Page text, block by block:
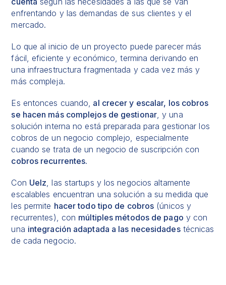
enfrentando y las demandas de sus clientes y el
mercado.
Lo que al inicio de un proyecto puede parecer más
fácil, eficiente y económico, termina derivando en
una infraestructura fragmentada y cada vez más y
más compleja.
Es entonces cuando, al crecer y escalar, los cobros
se hacen más complejos de gestionar, y una
solución interna no está preparada para gestionar los
cobros de un negocio complejo, especialmente
cuando se trata de un negocio de suscripción con
cobros recurrentes.
Con Uelz , las startups y los negocios altamente
escalables encuentran una solución a su medida que
les permite hacer todo tipo de cobros (únicos y
recurrentes), con múltiples métodos de pago y con
una integración adaptada a las necesidadestécnicas
de cada negocio.